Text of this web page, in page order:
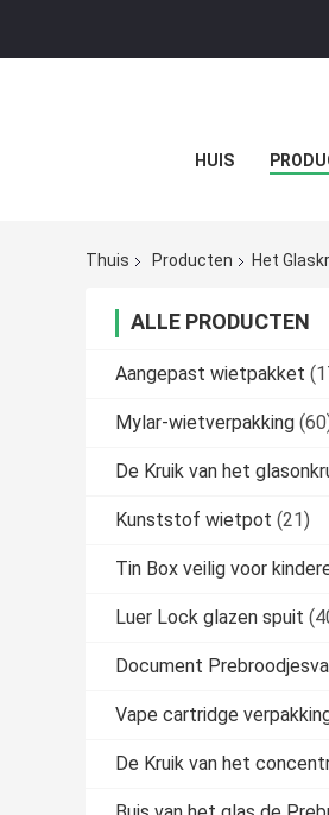
HUIS
Thuis Producten Het
ALLE PRODUCTEN
Aangepast wietpakket
Mylar-wietverpakking
De Kruik van het
Kunststof wietpot (21)
Tin Box veilig voor
Luer Lock glazen spuit
Document
Vape cartridge
De Kruik van het